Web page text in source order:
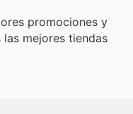
promociones y
mejores tiendas